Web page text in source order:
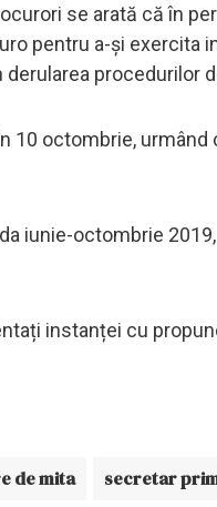
se arată că în
pentru a-și
procedurilor
10 octombrie,
iunie-octombrie
instanței cu
de mita secretar